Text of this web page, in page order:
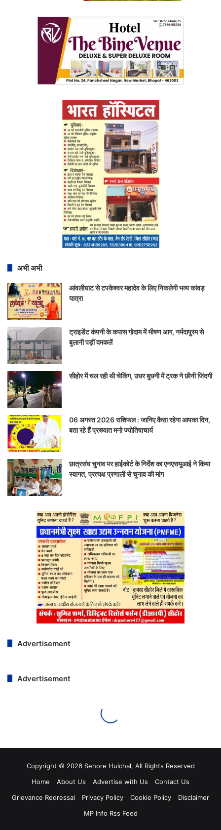
Copyright © 2026 Sehore Hulchal, All Rights Reserved
Home
About Us Advertise with Us
Contact Us
Grievance Redressal
Privacy Policy Cookie Policy
Disclaimer
MP Info Rss Feed